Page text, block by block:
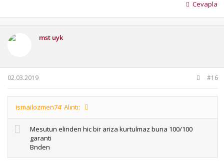
Cevapla
mst uyk
02.03.2019 #16
ismailozmen74' Alıntı:
Mesutun elinden hic bir ariza kurtulmaz buna 100/100
garanti
Bnden